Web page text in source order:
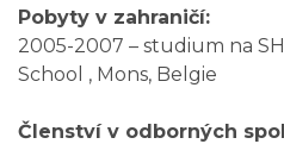
Pobyty v zahraničí:
2005-2007 – studium na
School , Mons, Belgie
Členství v odborných